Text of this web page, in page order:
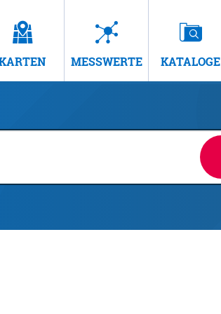
MESSWERTE KATALOGE